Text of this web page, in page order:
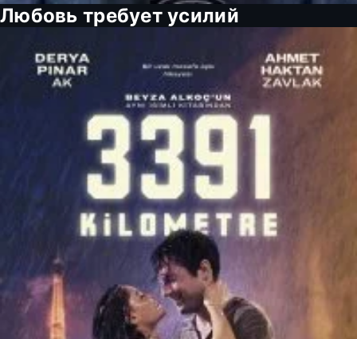
Любовь требует усилий